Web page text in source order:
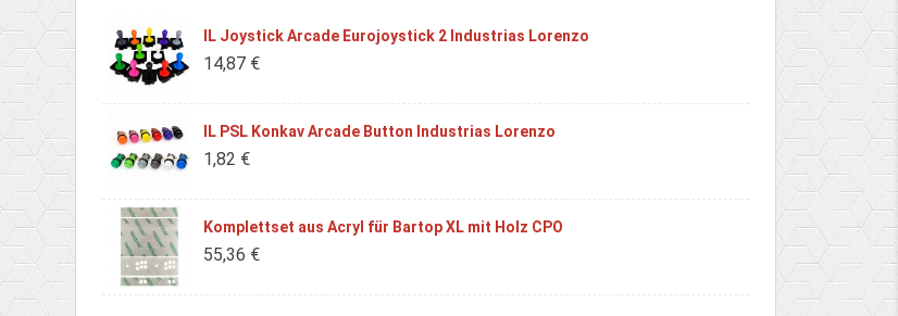
IL Joystick Arcade Eurojoystick 2 Industrias Lorenzo
14,87 €
IL PSL Konkav Arcade Button Industrias Lorenzo
1,82 €
Komplettset aus Acryl für Bartop XL mit Holz CPO
55,36 €